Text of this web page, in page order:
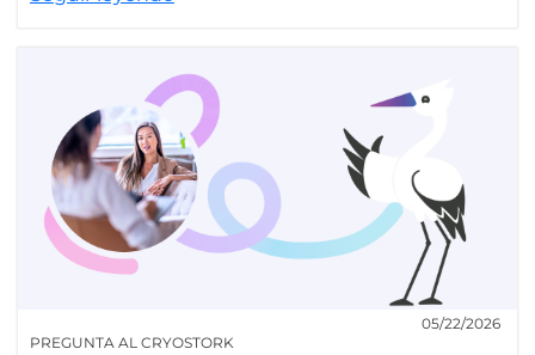
PREGUNTA AL CRYOSTORK
05/22/2026